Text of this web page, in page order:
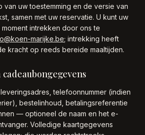
van uw toestemming en de versie van
samen met uw reservatie. U kunt uw
intrekken door ons te
marijke.be; intrekking heeft
kracht op reeds bereide maaltijden.
cadeaubongegevens
telefoonnummer (indien
bestelinhoud, betalingsreferentie
— optioneel de naam en het e-
Volledige kaartgegevens